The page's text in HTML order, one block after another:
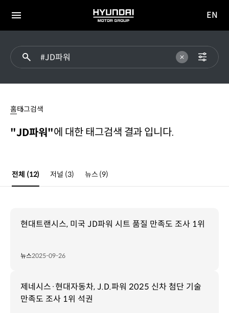
전체
HYUNDAI
MOTOR
이동
EN
홈태그검색
"JD파워"에 대한 태그검색 결과 입니다.
전체 (12) 저널 (3) 뉴스 (9)
현대트랜시스, 미국 JD파워 시트 품질 만족도 조사 1위
뉴스2025-09-26
제네시스·현대자동차, J.D.파워 2025 신차 첨단 기술
만족도 조사 1위 석권